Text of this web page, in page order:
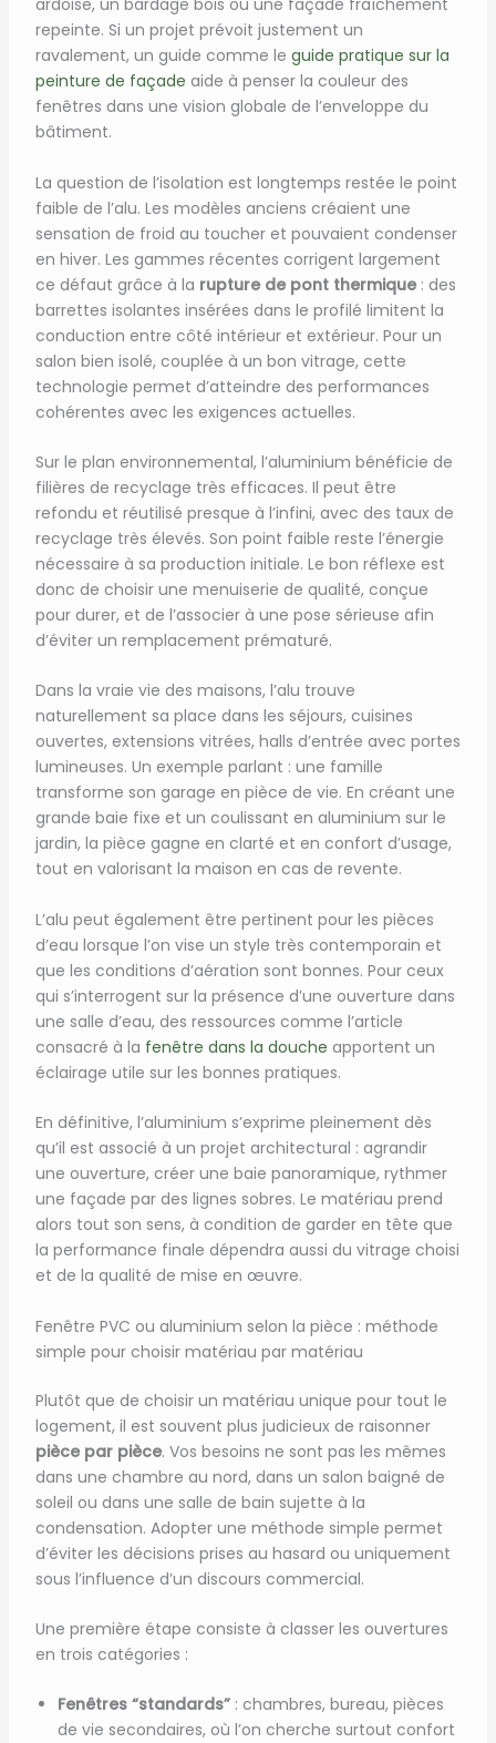
ardoise, un bardage bois ou une façade fraîchement
repeinte. Si un projet prévoit justement un
ravalement, un guide comme le guide pratique sur la
peinture de façade aide à penser la couleur des
fenêtres dans une vision globale de l’enveloppe du
bâtiment.
La question de l’isolation est longtemps restée le point
faible de l’alu. Les modèles anciens créaient une
sensation de froid au toucher et pouvaient condenser
en hiver. Les gammes récentes corrigent largement
ce défaut grâce à la rupture de pont thermique: des
barrettes isolantes insérées dans le profilé limitent la
conduction entre côté intérieur et extérieur. Pour un
salon bien isolé, couplée à un bon vitrage, cette
technologie permet d’atteindre des performances
cohérentes avec les exigences actuelles.
Sur le plan environnemental, l’aluminium bénéficie de
filières de recyclage très efficaces. Il peut être
refondu et réutilisé presque à l’infini, avec des taux de
recyclage très élevés. Son point faible reste l’énergie
nécessaire à sa production initiale. Le bon réflexe est
donc de choisir une menuiserie de qualité, conçue
pour durer, et de l’associer à une pose sérieuse afin
d’éviter un remplacement prématuré.
Dans la vraie vie des maisons, l’alu trouve
naturellement sa place dans les séjours, cuisines
ouvertes, extensions vitrées, halls d’entrée avec portes
lumineuses. Un exemple parlant : une famille
transforme son garage en pièce de vie. En créant une
grande baie fixe et un coulissant en aluminium sur le
jardin, la pièce gagne en clarté et en confort d’usage,
tout en valorisant la maison en cas de revente.
L’alu peut également être pertinent pour les pièces
d’eau lorsque l’on vise un style très contemporain et
que les conditions d’aération sont bonnes. Pour ceux
qui s’interrogent sur la présence d’une ouverture dans
une salle d’eau, des ressources comme l’article
consacré à la fenêtre dans la douche apportent un
éclairage utile sur les bonnes pratiques.
En définitive, l’aluminium s’exprime pleinement dès
qu’il est associé à un projet architectural : agrandir
une ouverture, créer une baie panoramique, rythmer
une façade par des lignes sobres. Le matériau prend
alors tout son sens, à condition de garder en tête que
la performance finale dépendra aussi du vitrage choisi
et de la qualité de mise en œuvre.
Fenêtre PVC ou aluminium selon la pièce : méthode
simple pour choisir matériau par matériau
Plutôt que de choisir un matériau unique pour tout le
logement, il est souvent plus judicieux de raisonner
pièce par pièce. Vos besoins ne sont pas les mêmes
dans une chambre au nord, dans un salon baigné de
soleil ou dans une salle de bain sujette à la
condensation. Adopter une méthode simple permet
d’éviter les décisions prises au hasard ou uniquement
sous l’influence d’un discours commercial.
Une première étape consiste à classer les ouvertures
en trois catégories :
Fenêtres “standards”: chambres, bureau, pièces
de vie secondaires, où l’on cherche surtout confort